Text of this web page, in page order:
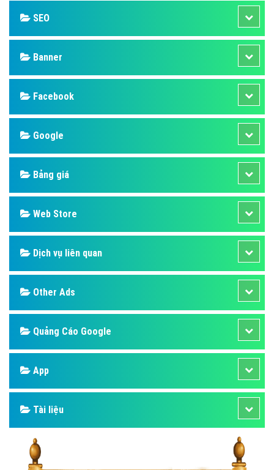
SEO
Banner
Facebook
Google
Bảng giá
Web Store
Dịch vụ liên quan
Other Ads
Quảng Cáo Google
App
Tài liệu